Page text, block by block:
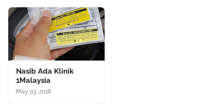
Nasib Ada Klinik
1Malaysia
May 03, 2018